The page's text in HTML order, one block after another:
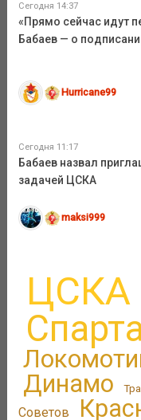
Сегодня 14:37
«Прямо сейчас идут
Бабаев — о
Hurricane99
Сегодня 11:17
Бабаев назвал
задачей ЦСКА
maksi999
ЦСКА
Динамо
Советов